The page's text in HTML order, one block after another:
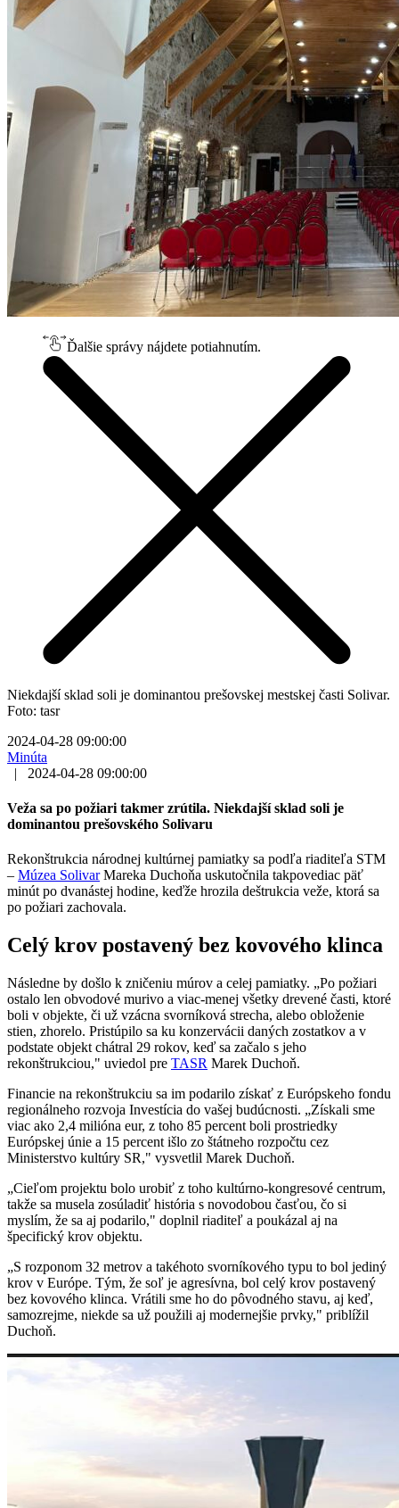
Ďalšie správy nájdete potiahnutím.
Niekdajší sklad soli je dominantou prešovskej mestskej časti Solivar.
Foto: tasr
2024-04-28 09:00:00
Minúta
|
2024-04-28 09:00:00
Veža sa po požiari takmer zrútila. Niekdajší sklad soli je
dominantou prešovského Solivaru
Rekonštrukcia národnej kultúrnej pamiatky sa podľa riaditeľa STM
– Múzea SolivarMareka Duchoňa uskutočnila takpovediac päť
minút po dvanástej hodine, keďže hrozila deštrukcia veže, ktorá sa
po požiari zachovala.
Celý krov postavený bez kovového klinca
Následne by došlo k zničeniu múrov a celej pamiatky. „Po požiari
ostalo len obvodové murivo a viac-menej všetky drevené časti, ktoré
boli v objekte, či už vzácna svorníková strecha, alebo obloženie
stien, zhorelo. Pristúpilo sa ku konzervácii daných zostatkov a v
podstate objekt chátral 29 rokov, keď sa začalo s jeho
rekonštrukciou," uviedol pre TASR Marek Duchoň.
Financie na rekonštrukciu sa im podarilo získať z Európskeho fondu
regionálneho rozvoja Investícia do vašej budúcnosti. „Získali sme
viac ako 2,4 milióna eur, z toho 85 percent boli prostriedky
Európskej únie a 15 percent išlo zo štátneho rozpočtu cez
Ministerstvo kultúry SR," vysvetlil Marek Duchoň.
„Cieľom projektu bolo urobiť z toho kultúrno-kongresové centrum,
takže sa musela zosúladiť história s novodobou časťou, čo si
myslím, že sa aj podarilo," doplnil riaditeľ a poukázal aj na
špecifický krov objektu.
„S rozponom 32 metrov a takéhoto svorníkového typu to bol jediný
krov v Európe. Tým, že soľ je agresívna, bol celý krov postavený
bez kovového klinca. Vrátili sme ho do pôvodného stavu, aj keď,
samozrejme, niekde sa už použili aj modernejšie prvky," priblížil
Duchoň.